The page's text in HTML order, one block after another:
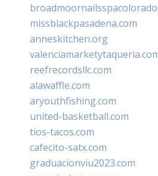
missblackpasadena.com
anneskitchen.org
reefrecordsllc.com
alawaffle.com
aryouthfishing.com
united-basketball.com
tios-tacos.com
cafecito-satx.com
graduacionviu2023.com